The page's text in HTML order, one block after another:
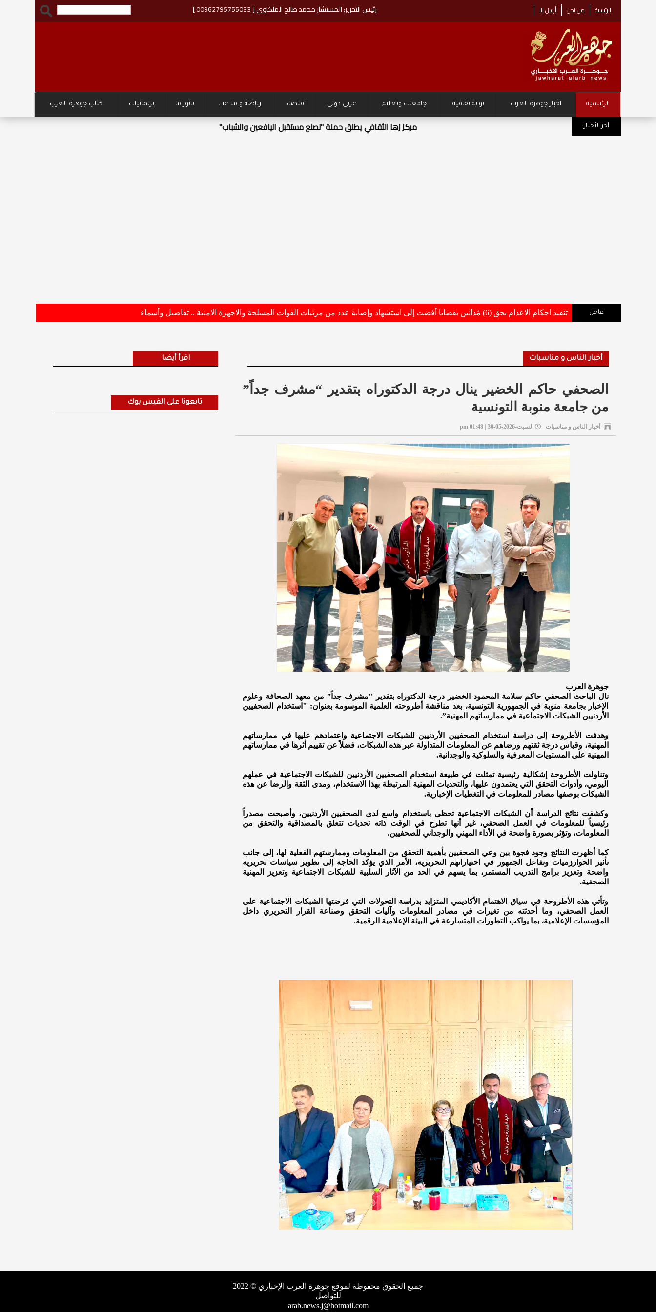
الرئيسية من نحن أرسل لنا رئيس التحرير: المستشار محمد صالح الملكاوي [ 00962795755033 ]
الرئيسية اخبار جوهرة العرب بوابة ثقافية جامعات وتعليم عربي دولي اقتصاد رياضة و ملاعب بانوراما برلمانيات كتاب جوهرة العرب
آخر الأخبار مركز زها الثقافي يطلق حملة "نصنع مستقبل اليافعين والشباب"
عاجل تنفيذ احكام الاعدام بحق (6) مُدانين بقضايا أفضت إلى استشهاد وإصابة عدد من مرتبات القوات المسلحة والاجهزة الامنية .. تفاصيل وأسماء
أخبار الناس و مناسبات
الصحفي حاكم الخضير ينال درجة الدكتوراه بتقدير “مشرف جداً”
من جامعة منوبة التونسية
أخبار الناس و مناسبات السبت-2026-05-30 | 01:48 pm
جوهرة العرب
نال الباحث الصحفي حاكم سلامة المحمود الخضير درجة الدكتوراه بتقدير "مشرف جداً” من معهد الصحافة وعلوم
الإخبار بجامعة منوبة في الجمهورية التونسية، بعد مناقشة أطروحته العلمية الموسومة بعنوان: "استخدام الصحفيين
الأردنيين الشبكات الاجتماعية في ممارساتهم المهنية”.
وهدفت الأطروحة إلى دراسة استخدام الصحفيين الأردنيين للشبكات الاجتماعية واعتمادهم عليها في ممارساتهم
المهنية، وقياس درجة ثقتهم ورضاهم عن المعلومات المتداولة عبر هذه الشبكات، فضلاً عن تقييم أثرها في ممارساتهم
المهنية على المستويات المعرفية والسلوكية والوجدانية.
وتناولت الأطروحة إشكالية رئيسية تمثلت في طبيعة استخدام الصحفيين الأردنيين للشبكات الاجتماعية في عملهم
اليومي، وأدوات التحقق التي يعتمدون عليها، والتحديات المهنية المرتبطة بهذا الاستخدام، ومدى الثقة والرضا عن هذه
الشبكات بوصفها مصادر للمعلومات في التغطيات الإخبارية.
وكشفت نتائج الدراسة أن الشبكات الاجتماعية تحظى باستخدام واسع لدى الصحفيين الأردنيين، وأصبحت مصدراً
رئيسياً للمعلومات في العمل الصحفي، غير أنها تطرح في الوقت ذاته تحديات تتعلق بالمصداقية والتحقق من
المعلومات، وتؤثر بصورة واضحة في الأداء المهني والوجداني للصحفيين.
كما أظهرت النتائج وجود فجوة بين وعي الصحفيين بأهمية التحقق من المعلومات وممارستهم الفعلية لها، إلى جانب
تأثير الخوارزميات وتفاعل الجمهور في اختياراتهم التحريرية، الأمر الذي يؤكد الحاجة إلى تطوير سياسات تحريرية
واضحة وتعزيز برامج التدريب المستمر، بما يسهم في الحد من الآثار السلبية للشبكات الاجتماعية وتعزيز المهنية
الصحفية.
وتأتي هذه الأطروحة في سياق الاهتمام الأكاديمي المتزايد بدراسة التحولات التي فرضتها الشبكات الاجتماعية على
العمل الصحفي، وما أحدثته من تغيرات في مصادر المعلومات وآليات التحقق وصناعة القرار التحريري داخل
المؤسسات الإعلامية، بما يواكب التطورات المتسارعة في البيئة الإعلامية الرقمية.
اقرأ أيضا
تابعونا على الفيس بوك
جميع الحقوق محفوظة لموقع جوهرة العرب الإخباري © 2022
للتواصل
arab.news.j@hotmail.com